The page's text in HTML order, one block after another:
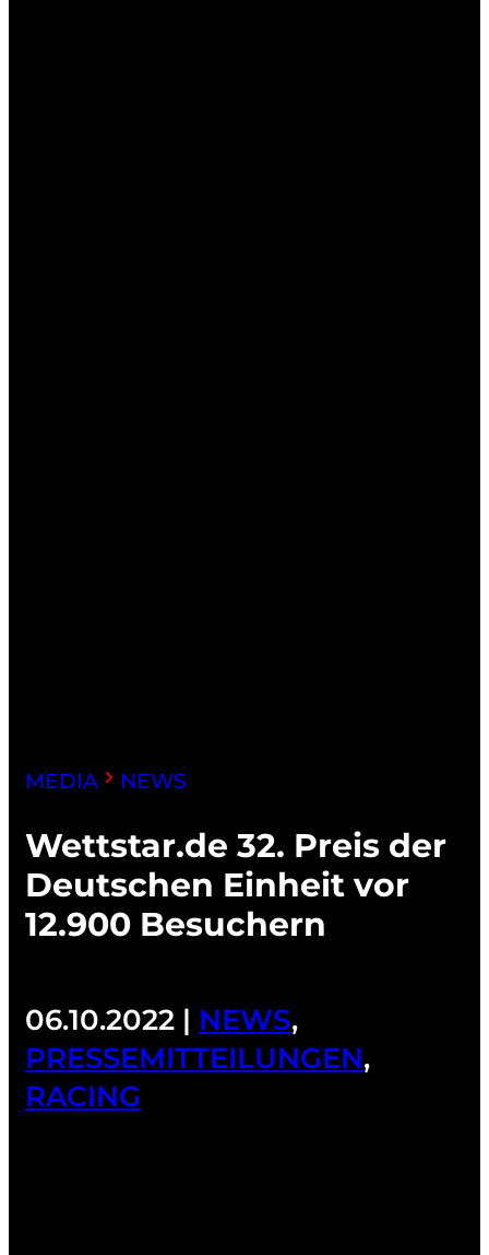
MEDIA NEWS
Wettstar.de 32. Preis der
Deutschen Einheit vor
12.900 Besuchern
06.10.2022 | NEWS,
PRESSEMITTEILUNGEN,
RACING